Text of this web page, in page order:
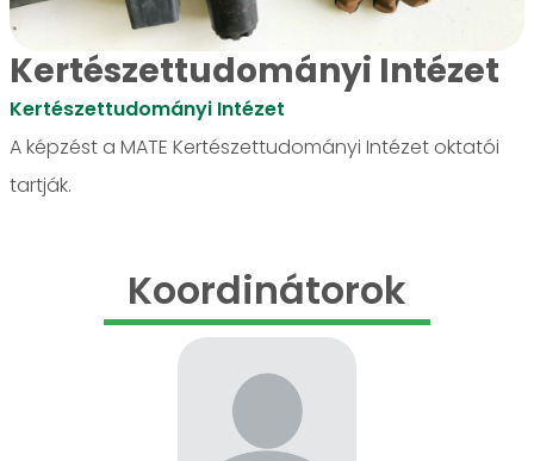
Kertészettudományi Intézet
Kertészettudományi Intézet
A képzést a MATE Kertészettudományi Intézet oktatói
tartják.
Koordinátorok